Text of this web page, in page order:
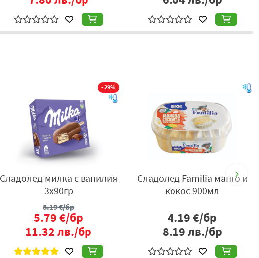
- 29%
Сладолед милка с ванилия
3х90гр
8.19€/бр
5.79€/бр
11.32лв./бр
Сладолед Familia манго и
кокос 900мл
4.19€/бр
8.19лв./бр